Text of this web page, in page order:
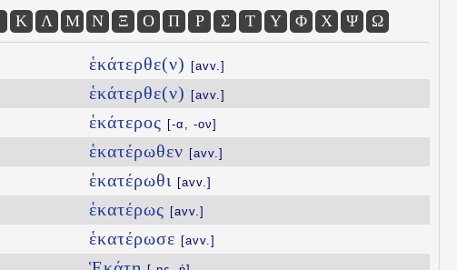
Κ Λ Μ Ν Ξ Ο Π Ρ Σ Τ Υ Φ Χ Ψ Ω
ἑκάτερθε(ν) [avv.]
ἑκάτερθε(ν) [avv.]
ἑκάτερος [-α, -ον]
ἑκατέρωθεν [avv.]
ἑκατέρωθι [avv.]
ἑκατέρως [avv.]
ἑκατέρωσε [avv.]